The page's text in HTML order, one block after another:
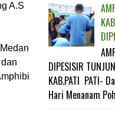
A.S
DIPESISIR
KAB.PATI PATI-
Hari Menanam